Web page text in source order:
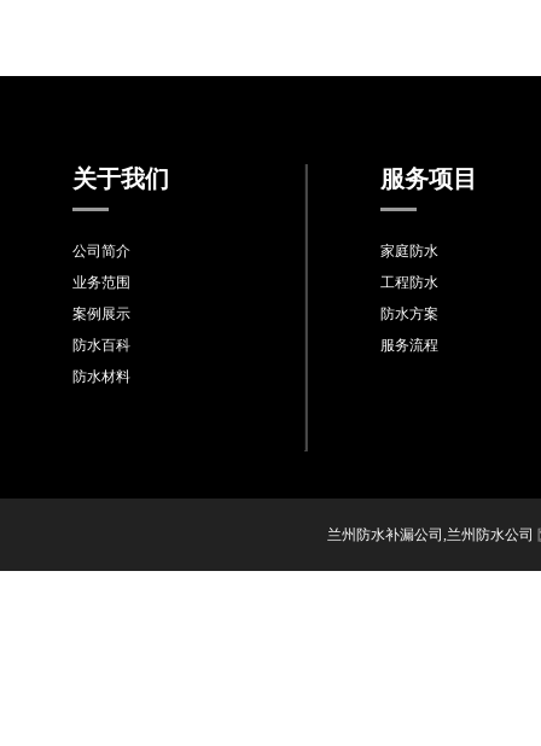
关于我们
公司简介
业务范围
案例展示
防水百科
防水材料
服务项目
家庭防水
工程防水
防水方案
服务流程
兰州防水补漏公司,兰州防水公司